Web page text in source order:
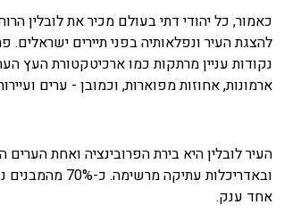
כאמור, כל יהודי דתי בעולם מכיר את לובלין
להצגת העיר ונפלאותיה בפני תיירים ישראלים.
נקודות עניין מרתקות כמו ארכיטקטורת העץ
ארמונות, אחוזות מפוארות, וכמובן - ערים
ובאדריכלות
אחד ענק.